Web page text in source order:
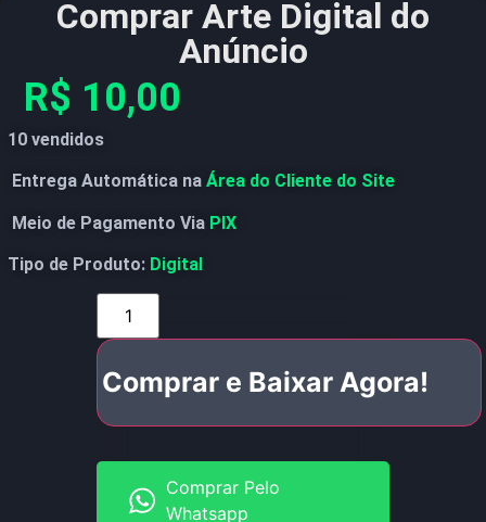
Comprar Arte Digital do
Anúncio
R$ 10,00
10 vendidos
Entrega Automática na Área do Cliente do Site
Meio de Pagamento Via PIX
Tipo de Produto: Digital
Comprar e Baixar Agora!
Comprar Pelo
Whatsapp